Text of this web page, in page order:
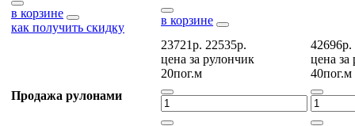
в корзине
как получить скидку
в корзине
Продажа рулонами
23721р. 22535р.
цена за рулончик
20пог.м
42696р.
цена за
40пог.м